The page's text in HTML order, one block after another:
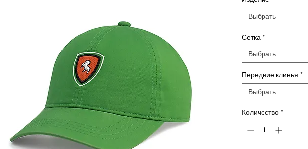
Выбрать
Сетка *
Выбрать
Передние клинья *
Выбрать
Количество *